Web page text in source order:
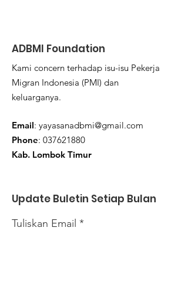
ADBMI Foundation
Kami concern terhadap isu-isu Pekerja
Migran Indonesia (PMI) dan
keluarganya.
Email: yayasanadbmi@gmail.com
Phone: 037621880
Kab. Lombok Timur
Update Buletin Setiap Bulan
Tuliskan Email